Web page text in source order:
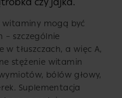
mogą być
– szczególnie
tłuszczach, a więc A,
stężenie witamin
bólów głowy,
Suplementacja